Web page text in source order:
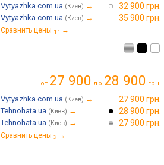
Vytyazhka.com.ua (Киев) → 32 900 грн.
Vytyazhka.com.ua (Киев) → 35 900 грн.
Сравнить цены 11 →
от 27 900 до 28 900 грн.
Vytyazhka.com.ua (Киев) → 27 900 грн.
Tehnohata.ua (Киев) → 28 900 грн.
Tehnohata.ua (Киев) → 27 900 грн.
Сравнить цены 3 →